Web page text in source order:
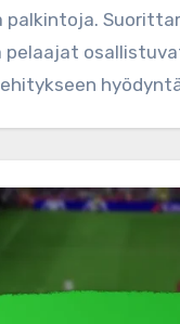
palkintoja.
pelaajat